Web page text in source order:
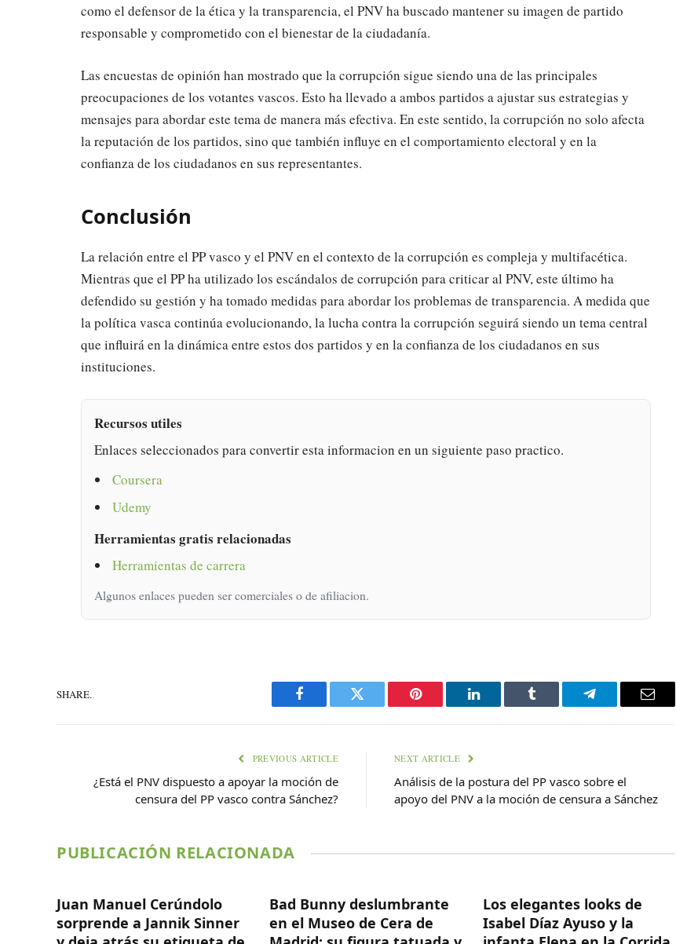
como el defensor de la ética y la transparencia, el PNV ha buscado mantener su imagen de partido
responsable y comprometido con el bienestar de la ciudadanía.
Las encuestas de opinión han mostrado que la corrupción sigue siendo una de las principales
preocupaciones de los votantes vascos. Esto ha llevado a ambos partidos a ajustar sus estrategias y
mensajes para abordar este tema de manera más efectiva. En este sentido, la corrupción no solo afecta
la reputación de los partidos, sino que también influye en el comportamiento electoral y en la
confianza de los ciudadanos en sus representantes.
Conclusión
La relación entre el PP vasco y el PNV en el contexto de la corrupción es compleja y multifacética.
Mientras que el PP ha utilizado los escándalos de corrupción para criticar al PNV, este último ha
defendido su gestión y ha tomado medidas para abordar los problemas de transparencia. A medida que
la política vasca continúa evolucionando, la lucha contra la corrupción seguirá siendo un tema central
que influirá en la dinámica entre estos dos partidos y en la confianza de los ciudadanos en sus
instituciones.
Recursos utiles
Enlaces seleccionados para convertir esta informacion en un siguiente paso practico.
Coursera
Udemy
Herramientas gratis relacionadas
Herramientas de carrera
Algunos enlaces pueden ser comerciales o de afiliacion.
SHARE.
Facebook Twitter Pinterest LinkedIn Tumblr Telegram Email
PREVIOUS ARTICLE
¿Está el PNV dispuesto a apoyar la moción de
censura del PP vasco contra Sánchez?
NEXT ARTICLE
Análisis de la postura del PP vasco sobre el
apoyo del PNV a la moción de censura a Sánchez
PUBLICACIÓN RELACIONADA
Juan Manuel Cerúndolo
sorprende a Jannik Sinner
Bad Bunny deslumbrante
en el Museo de Cera de
Los elegantes looks de
Isabel Díaz Ayuso y la